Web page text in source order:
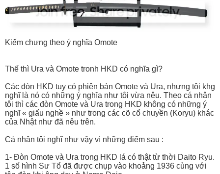
Kiếm chưng theo ý nghĩa Omote
Thế thì Ura và Omote tronh HKD có nghĩa gì?
Các đòn HKD tuy có phiên bản Omote và Ura, nhưng tôi khg
nghĩ là nó có những ý nghĩa như tôi vừa nêu. Theo cá nhân
tôi thì các đòn Omote và Ura trong HKD không có những ý
nghĩ « giấu nghề » như trong các cõ cổ chuyền (Koryu) khác
của Nhật như đã nêu trên.
Cá nhân tôi nghĩ như vậy vì những điểm sau :
1- Đòn Omote và Ura trong HKD lá có thật từ thời Daito Ryu.
1 số hình Sư Tổ đã được chụp vào khoảng 1936 cùng với